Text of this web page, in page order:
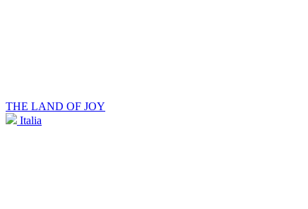
THE LAND OF JOY
Italia